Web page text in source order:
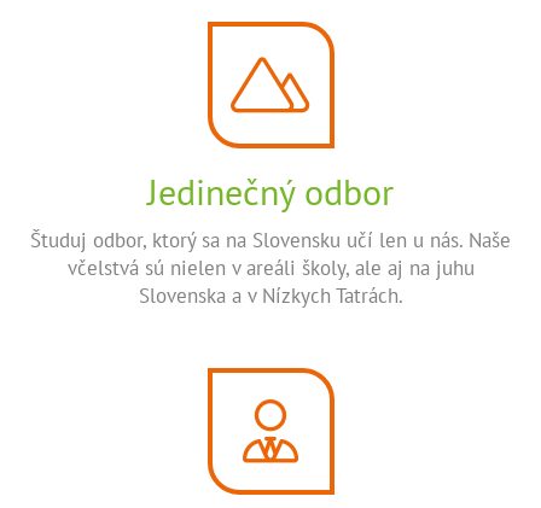
Jedinečný odbor
Študuj odbor, ktorý sa na Slovensku učí len u nás. Naše
včelstvá sú nielen v areáli školy, ale aj na juhu
Slovenska a v Nízkych Tatrách.